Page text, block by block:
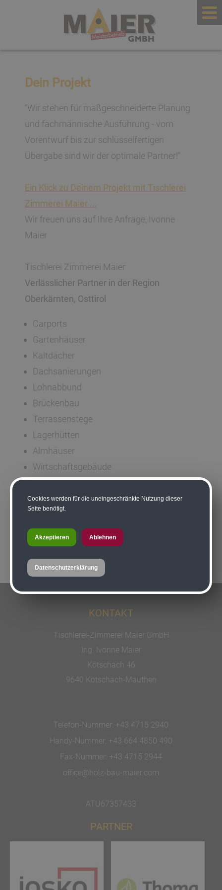
Dein Projekt
"Wir stehen für maßgeschneiderte Planung
und fachmännische Ausführung - vom
Vorentwurf bis zur schlüsselfertigen
Übergabe sind wir der optimale Partner!"
Ein Klick zu Deinem Projekt mit Tischlerei
Zimmerei Maier ...
Wir freuen uns auf Ihre Anfrage, Ivonne
Maier
Tischlerei Zimmerei Maier
Verlässlicher Partner in der Region
Oberkärnten, Osttirol
Carports
Gartenhäuser
Kaltdächer
Dachsanierungen
Lohnabbund
Brückenbau
Terrassenstege
Lagerhütten
Almhäuser
Wirtschaftsgebäude
Stallungen
Fassadenverkleidungen
Gerüstarbeiten (auf Anfrage)
und vieles mehr...
KONTAKT
Tischlerei-Zimmerei Maier GmbH
Ing. Ivonne Maier
Kötschach 46
9640 Kötschach-Mauthen
Telefon-Nummer: +43 4715 2940
Handy-Nummer: +43 664 4850 490
Fax-Nummer: +43 4715 2944
office@holz-bau-maier.com
ATU67357433
PARTNER
Cookies werden für die uneingeschränkte Nutzung dieser
Seite benötigt.
Akzeptieren Ablehnen
Datenschutzerklärung